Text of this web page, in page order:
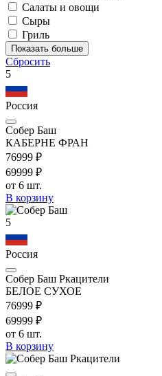
Салаты и овощи
Сыры
Гриль
Показать больше
Сбросить
5
Россия
Собер Баш
КАБЕРНЕ ФРАН
76999 ₽
69999 ₽
от 6 шт.
В корзину
5
Россия
Собер Баш Ркацители
БЕЛОЕ СУХОЕ
76999 ₽
69999 ₽
от 6 шт.
В корзину